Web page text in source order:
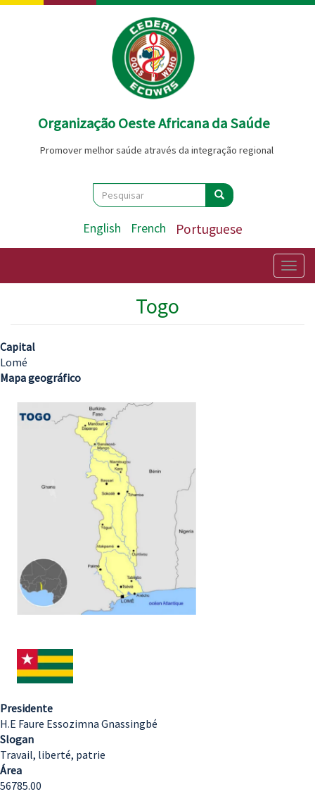
Passar
Organização Oeste Africana da Saúde
Promover melhor saúde através da integração regional
Search
Pesquisar Pesquisar
English French Portuguese
Togo
Capital
Lomé
Mapa geográfico
Imagem
Presidente
H.E Faure Essozimna Gnassingbé
Slogan
Travail, liberté, patrie
Área
56785.00